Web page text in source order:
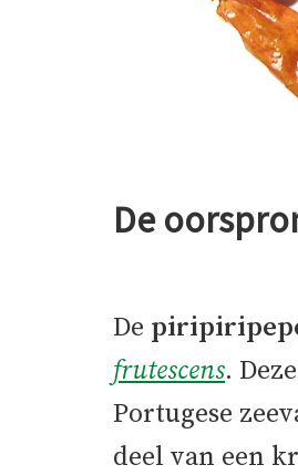
De
De
frutescens.
Portugese
deel van een